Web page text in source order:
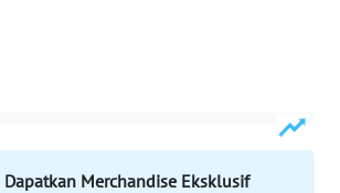
Dapatkan Merchandise Eksklusif